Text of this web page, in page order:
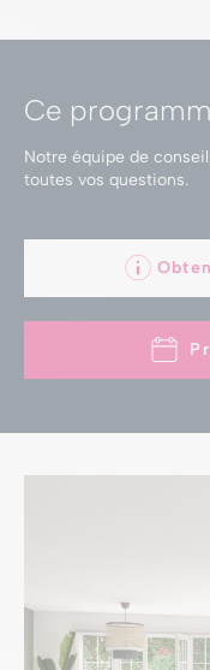
Ce
Notre équipe de
toutes vos questions.